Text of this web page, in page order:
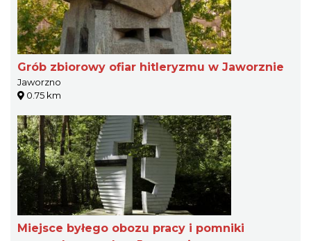
Grób zbiorowy ofiar hitleryzmu w Jaworznie
Jaworzno
0.75 km
Miejsce byłego obozu pracy i pomniki